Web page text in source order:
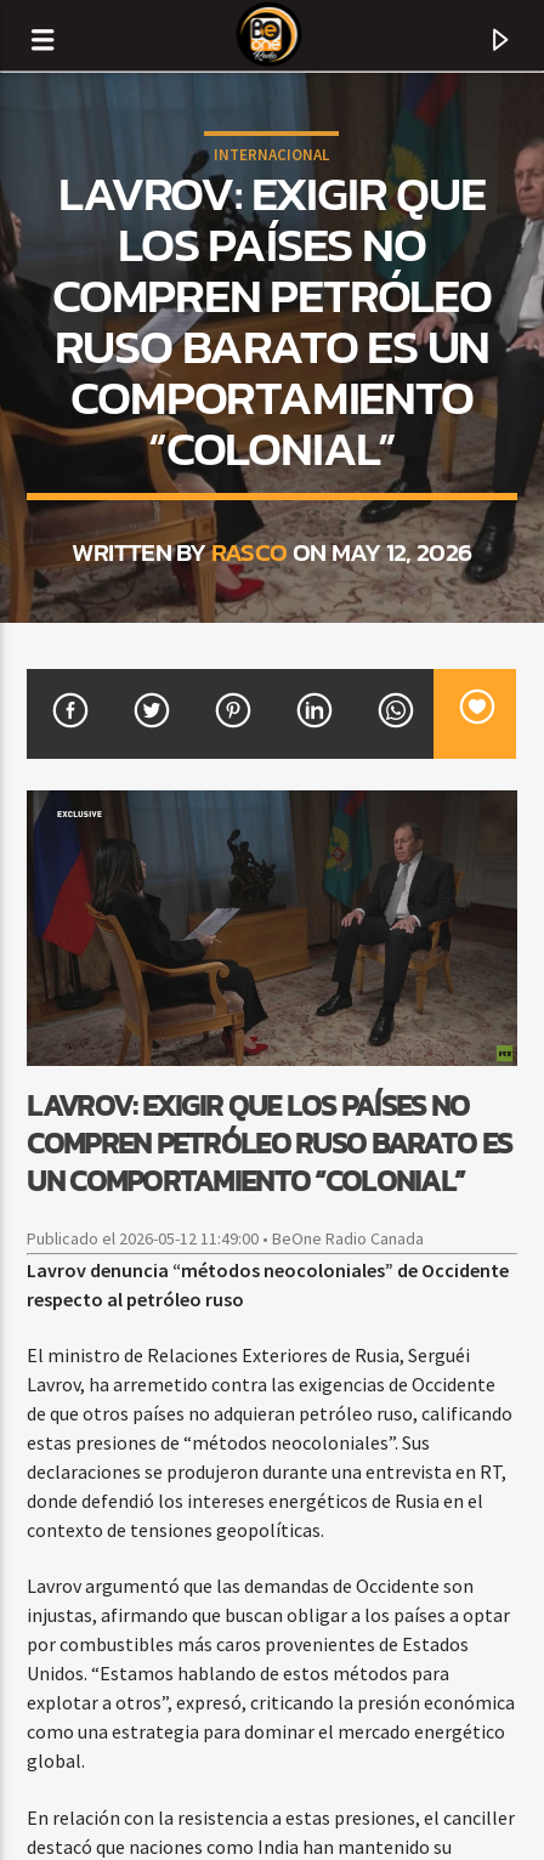
CURRENT TRACK
TITLE
ARTIST
FIESTA DJ MIX
9:00 PM 12:00 AM
Beone Radio
INTERNACIONAL
LAVROV: EXIGIR QUE
LOS PAÍSES NO
COMPREN PETRÓLEO
RUSO BARATO ES UN
COMPORTAMIENTO
“COLONIAL”
WRITTEN BYRASCOON MAY 12, 2026
LAVROV: EXIGIR QUE LOS PAÍSES NO
COMPREN PETRÓLEO RUSO BARATO ES
UN COMPORTAMIENTO “COLONIAL”
Publicado el 2026-05-12 11:49:00 • BeOne Radio Canada
Lavrov denuncia “métodos neocoloniales” de Occidente
respecto al petróleo ruso
El ministro de Relaciones Exteriores de Rusia, Serguéi
Lavrov, ha arremetido contra las exigencias de Occidente
de que otros países no adquieran petróleo ruso, calificando
estas presiones de “métodos neocoloniales”. Sus
declaraciones se produjeron durante una entrevista en RT,
donde defendió los intereses energéticos de Rusia en el
contexto de tensiones geopolíticas.
Lavrov argumentó que las demandas de Occidente son
injustas, afirmando que buscan obligar a los países a optar
por combustibles más caros provenientes de Estados
Unidos. “Estamos hablando de estos métodos para
explotar a otros”, expresó, criticando la presión económica
como una estrategia para dominar el mercado energético
global.
En relación con la resistencia a estas presiones, el canciller
destacó que naciones como India han mantenido su